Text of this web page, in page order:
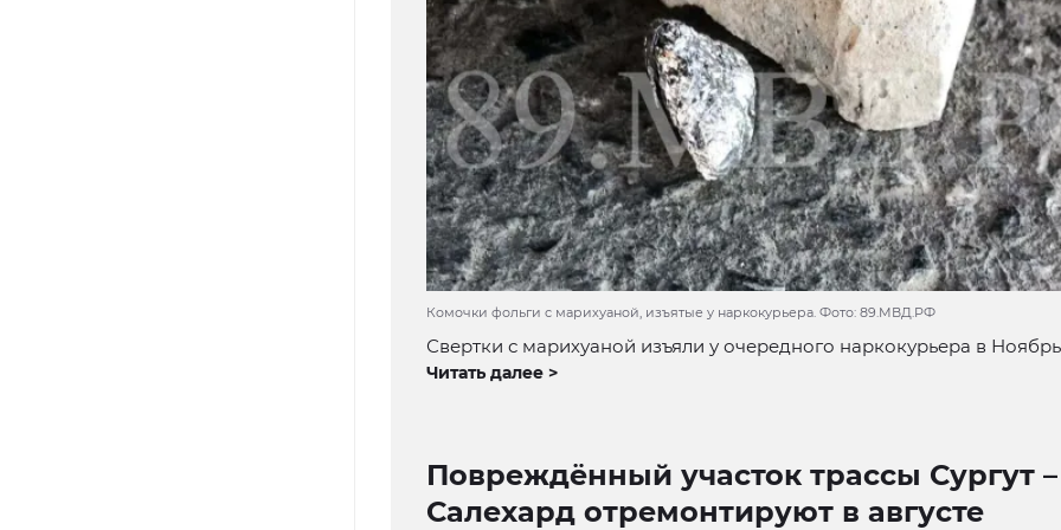
Комочки фольги с марихуаной, изъятые у наркокурьера. Фото: 89.МВД.РФ
Свертки с марихуаной изъяли у очередного наркокурьера в
Читать далее >
Повреждённый участок трассы Сургут –
Салехард отремонтируют в августе